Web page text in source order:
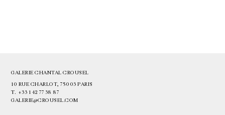
GALERIE CHANTAL CROUSEL
10 RUE CHARLOT, 75003 PARIS
T. +33 1 42 77 38 87
GALERIE@CROUSEL.COM